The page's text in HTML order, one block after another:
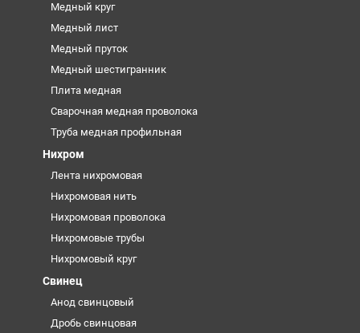
Медный круг
Медный лист
Медный пруток
Медный шестигранник
Плита медная
Сварочная медная проволока
Труба медная профильная
Нихром
Лента нихромовая
Нихромовая нить
Нихромовая проволока
Нихромовые трубы
Нихромовый круг
Свинец
Анод свинцовый
Дробь свинцовая